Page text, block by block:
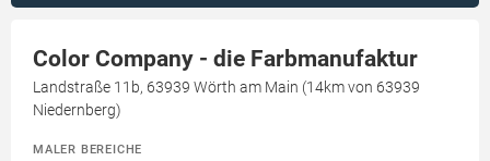
Color Company - die Farbmanufaktur
Landstraße 11b, 63939 Wörth am Main (14km von 63939
Niedernberg)
MALER BEREICHE